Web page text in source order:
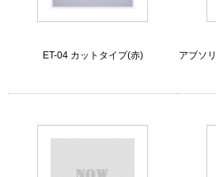
ET-04 カットタイプ(赤)
アブソ